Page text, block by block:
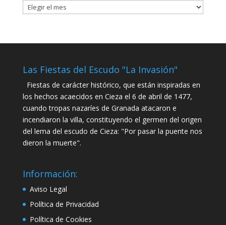
Archivos
Las Fiestas del Escudo "La Invasión"
Fiestas de carácter histórico, que están inspiradas en
los hechos acaecidos en Cieza el 6 de abril de 1477,
cuando tropas nazaríes de Granada atacaron e
incendiaron la villa, constituyendo el germen del origen
del lema del escudo de Cieza: "Por pasar la puente nos
dieron la muerte".
Información:
Aviso Legal
Política de Privacidad
Política de Cookies